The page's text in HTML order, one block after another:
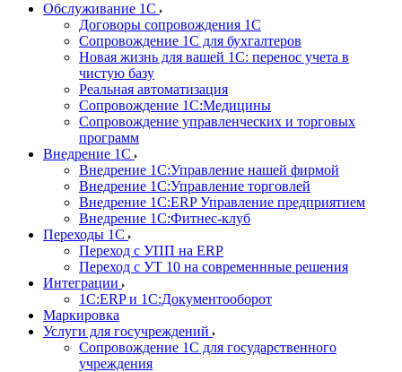
Обслуживание 1С
Договоры сопровождения 1С
Сопровождение 1С для бухгалтеров
Новая жизнь для вашей 1С: перенос учета в
чистую базу
Реальная автоматизация
Сопровождение 1С:Медицины
Сопровождение управленческих и торговых
программ
Внедрение 1С
Внедрение 1С:Управление нашей фирмой
Внедрение 1С:Управление торговлей
Внедрение 1С:ERP Управление предприятием
Внедрение 1С:Фитнес-клуб
Переходы 1С
Переход с УПП на ERP
Переход с УТ 10 на современнные решения
Интеграции
1С:ERP и 1С:Документооборот
Маркировка
Услуги для госучреждений
Сопровождение 1С для государственного
учреждения